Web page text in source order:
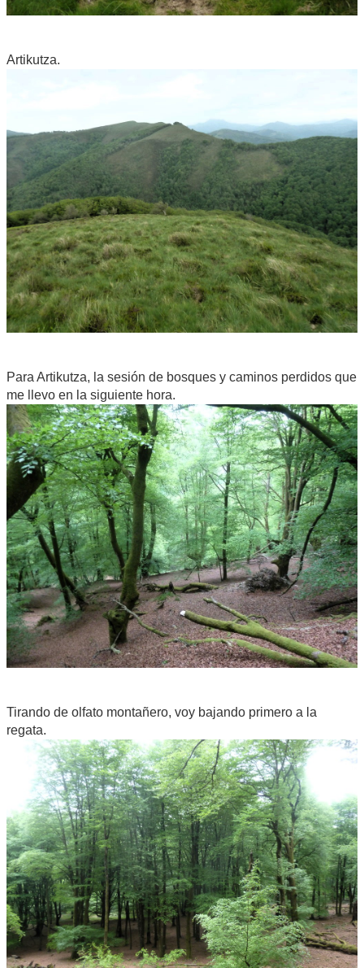
Artikutza.
Para Artikutza, la sesión de bosques y caminos perdidos que
me llevo en la siguiente hora.
Tirando de olfato montañero, voy bajando primero a la
regata.